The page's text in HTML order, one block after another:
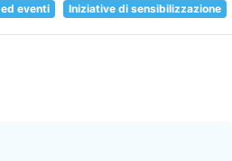
eventi Iniziative di sensibilizzazione